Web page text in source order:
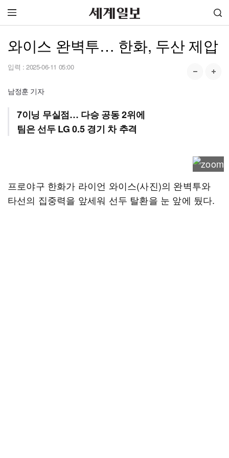
와이스 완벽투… 한화, 두산 제압
입력 : 2025-06-11 05:00
남정훈 기자
7이닝 무실점… 다승 공동 2위에
팀은 선두 LG 0.5 경기 차 추격
프로야구 한화가 라이언 와이스(사진)의 완벽투와
타선의 집중력을 앞세워 선두 탈환을 눈 앞에 뒀다.